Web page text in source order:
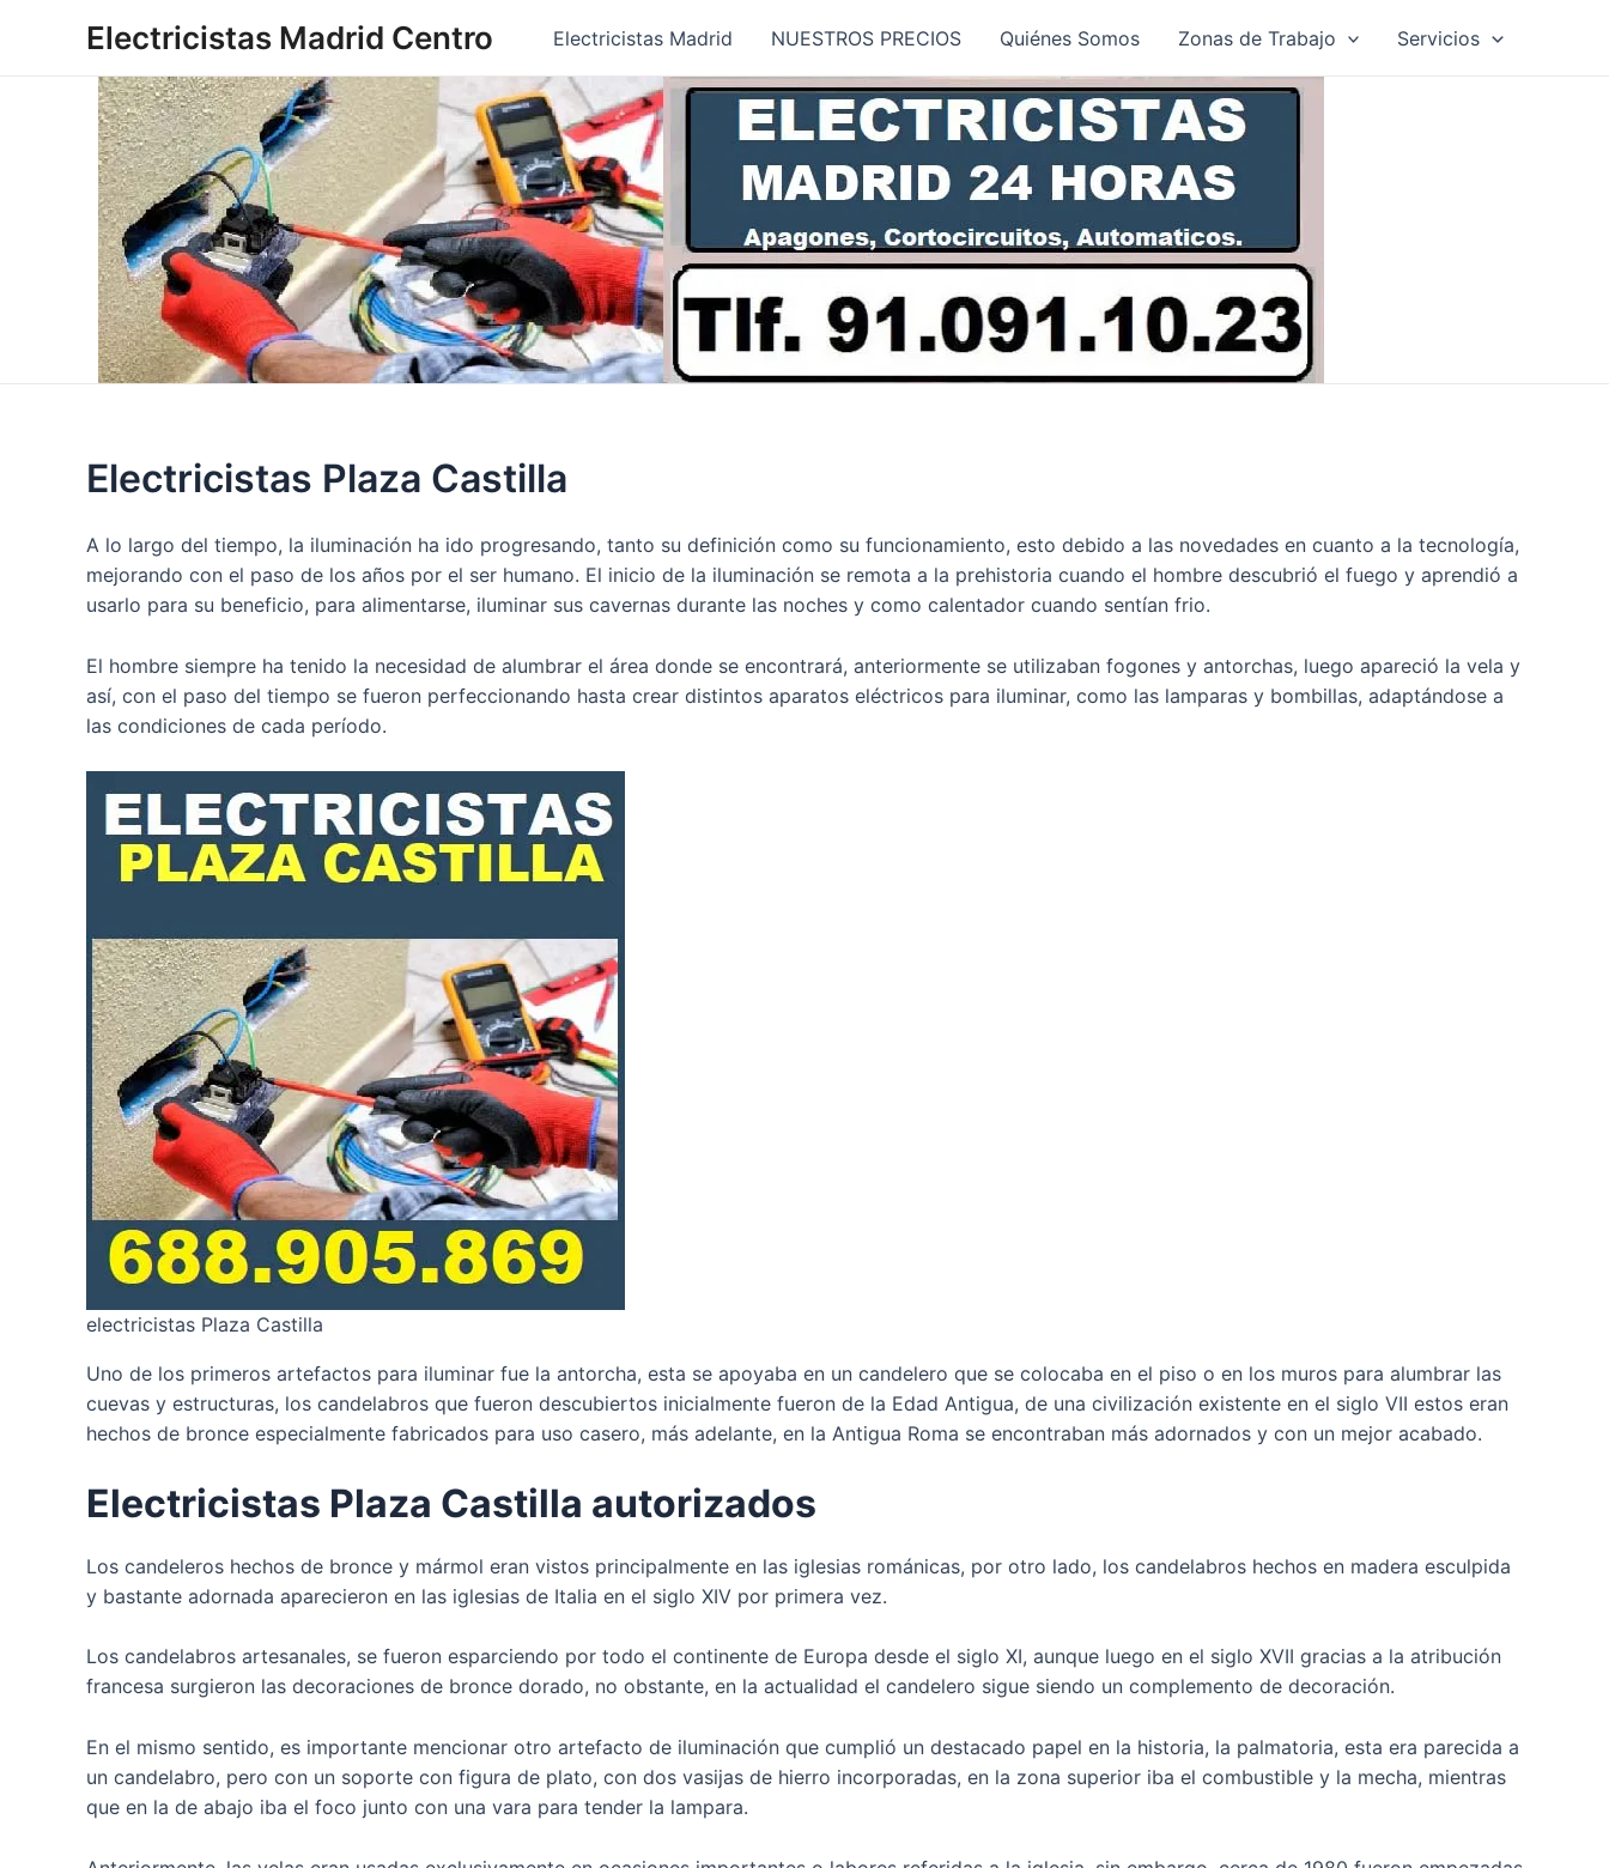
Electricistas Madrid Centro Electricistas Madrid NUESTROS PRECIOS Quiénes Somos Zonas de Trabajo Servicios
Electricistas Plaza Castilla
A lo largo del tiempo, la iluminación ha ido progresando, tanto su definición como su funcionamiento, esto debido a las novedades en cuanto a la tecnología,
mejorando con el paso de los años por el ser humano. El inicio de la iluminación se remota a la prehistoria cuando el hombre descubrió el fuego y aprendió a
usarlo para su beneficio, para alimentarse, iluminar sus cavernas durante las noches y como calentador cuando sentían frio.
El hombre siempre ha tenido la necesidad de alumbrar el área donde se encontrará, anteriormente se utilizaban fogones y antorchas, luego apareció la vela y
así, con el paso del tiempo se fueron perfeccionando hasta crear distintos aparatos eléctricos para iluminar, como las lamparas y bombillas, adaptándose a
las condiciones de cada período.
electricistas Plaza Castilla
Uno de los primeros artefactos para iluminar fue la antorcha, esta se apoyaba en un candelero que se colocaba en el piso o en los muros para alumbrar las
cuevas y estructuras, los candelabros que fueron descubiertos inicialmente fueron de la Edad Antigua, de una civilización existente en el siglo VII estos eran
hechos de bronce especialmente fabricados para uso casero, más adelante, en la Antigua Roma se encontraban más adornados y con un mejor acabado.
Electricistas Plaza Castilla autorizados
Los candeleros hechos de bronce y mármol eran vistos principalmente en las iglesias románicas, por otro lado, los candelabros hechos en madera esculpida
y bastante adornada aparecieron en las iglesias de Italia en el siglo XIV por primera vez.
Los candelabros artesanales, se fueron esparciendo por todo el continente de Europa desde el siglo XI, aunque luego en el siglo XVII gracias a la atribución
francesa surgieron las decoraciones de bronce dorado, no obstante, en la actualidad el candelero sigue siendo un complemento de decoración.
En el mismo sentido, es importante mencionar otro artefacto de iluminación que cumplió un destacado papel en la historia, la palmatoria, esta era parecida a
un candelabro, pero con un soporte con figura de plato, con dos vasijas de hierro incorporadas, en la zona superior iba el combustible y la mecha, mientras
que en la de abajo iba el foco junto con una vara para tender la lampara.